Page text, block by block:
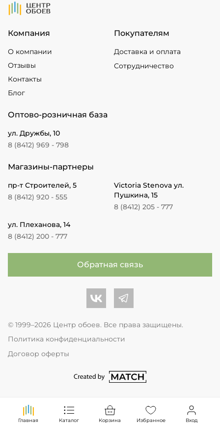
На Главную
Компания
О компании
Отзывы
Контакты
Блог
Покупателям
Доставка и оплата
Сотрудничество
Оптово-розничная база
ул. Дружбы, 10
8 (8412) 969 - 798
Магазины-партнеры
пр-т Строителей, 5
8 (8412) 920 - 555
Victoria Stenova ул.
Пушкина, 15
8 (8412) 205 - 777
ул. Плеханова, 14
8 (8412) 200 - 777
Обратная связь
Центр обоев во Вконтакте
Центр обоев в Телеграме
© 1999–2026 Центр обоев. Все права защищены.
Политика конфиденциальности
Договор оферты
перейти на сайт студии Match
Главная Каталог Корзина Избранное Вход